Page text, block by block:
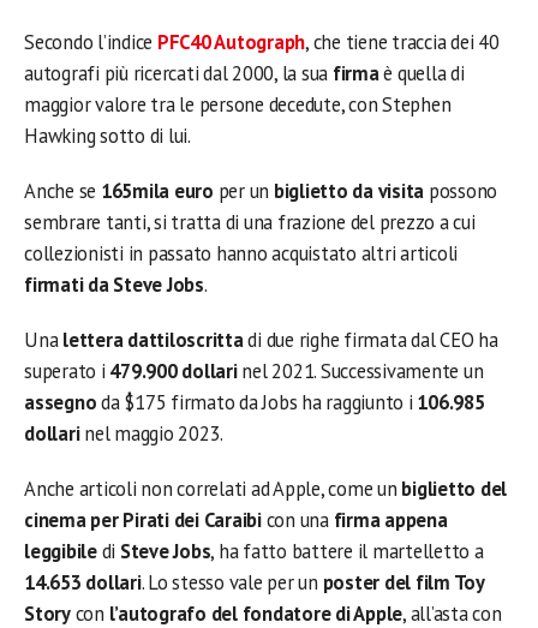
Secondo l’indice PFC40 Autograph, che tiene traccia dei 40
autografi più ricercati dal 2000, la sua firmaè quella di
maggior valore tra le persone decedute, con Stephen
Hawking sotto di lui.
Anche se 165mila euro per un biglietto da visita possono
sembrare tanti, si tratta di una frazione del prezzo a cui
collezionisti in passato hanno acquistato altri articoli
firmati da Steve Jobs.
Unalettera dattiloscrittadi due righe firmata dal CEO ha
superato i 479.900 dollarinel 2021. Successivamente un
assegnoda $175 firmato da Jobs ha raggiunto i 106.985
dollarinel maggio 2023.
Anche articoli non correlati ad Apple, come un biglietto del
cinema per Pirati dei Caraibicon una firma appena
leggibiledi Steve Jobs, ha fatto battere il martelletto a
14.653 dollari. Lo stesso vale per un poster del film Toy
Storycon l’autografo del fondatore di Apple, all’asta con